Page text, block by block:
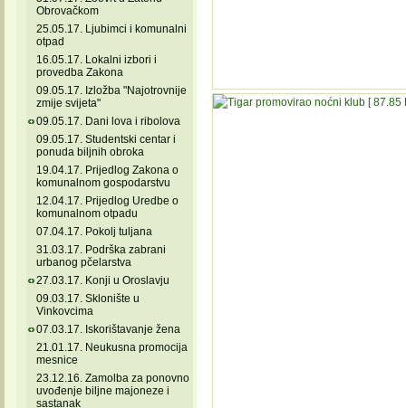
Obrovačkom
25.05.17. Ljubimci i komunalni
otpad
16.05.17. Lokalni izbori i
provedba Zakona
09.05.17. Izložba "Najotrovnije
zmije svijeta"
09.05.17. Dani lova i ribolova
09.05.17. Studentski centar i
ponuda biljnih obroka
19.04.17. Prijedlog Zakona o
komunalnom gospodarstvu
12.04.17. Prijedlog Uredbe o
komunalnom otpadu
07.04.17. Pokolj tuljana
31.03.17. Podrška zabrani
urbanog pčelarstva
27.03.17. Konji u Oroslavju
09.03.17. Sklonište u
Vinkovcima
07.03.17. Iskorištavanje žena
21.01.17. Neukusna promocija
mesnice
23.12.16. Zamolba za ponovno
uvođenje biljne majoneze i
sastanak